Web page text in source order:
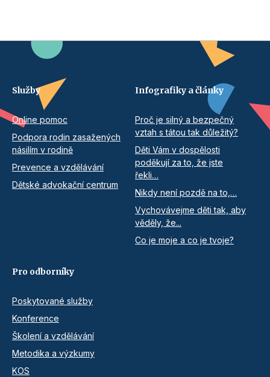
Služby
Online pomoc
Podpora rodin zasažených
násilím v rodině
Prevence a vzdělávání
Dětské advokační centrum
Infografiky a články
Proč je silný a bezpečný
vztah s tátou tak důležitý?
Děti Vám v dospělosti
poděkují za to, že jste
řekli…
Nikdy není pozdě na to,…
Vychovávejme děti tak, aby
věděly, že...
Co je moje a co je tvoje?
Pro odborníky
Poskytované služby
Konference
Školení a vzdělávání
Metodika a výzkumy
KOS